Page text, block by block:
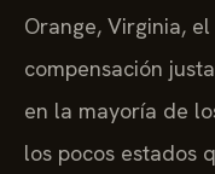
Orange, Virginia,
compensación
en la mayoría de
los pocos estados